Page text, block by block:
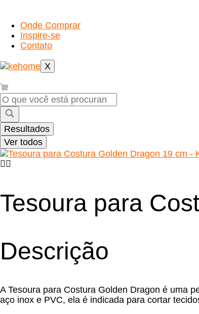
Onde Comprar
Inspire-se
Contato
X
Pesquisar
...
Resultados
Ver todos
Tesoura para
Descrição
A Tesoura para Costura Golden Dragon é uma
aço inox e PVC, ela é indicada para cortar